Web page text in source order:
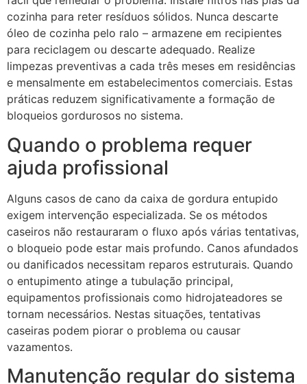
cozinha para reter resíduos sólidos. Nunca descarte
óleo de cozinha pelo ralo – armazene em recipientes
para reciclagem ou descarte adequado. Realize
limpezas preventivas a cada três meses em residências
e mensalmente em estabelecimentos comerciais. Estas
práticas reduzem significativamente a formação de
bloqueios gordurosos no sistema.
Quando o problema requer
ajuda profissional
Alguns casos de cano da caixa de gordura entupido
exigem intervenção especializada. Se os métodos
caseiros não restauraram o fluxo após várias tentativas,
o bloqueio pode estar mais profundo. Canos afundados
ou danificados necessitam reparos estruturais. Quando
o entupimento atinge a tubulação principal,
equipamentos profissionais como hidrojateadores se
tornam necessários. Nestas situações, tentativas
caseiras podem piorar o problema ou causar
vazamentos.
Manutenção regular do sistema